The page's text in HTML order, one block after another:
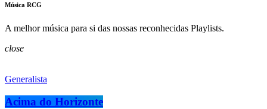
Música RCG
A melhor música para si das nossas reconhecidas Playlists.
close
Generalista
Acima do Horizonte